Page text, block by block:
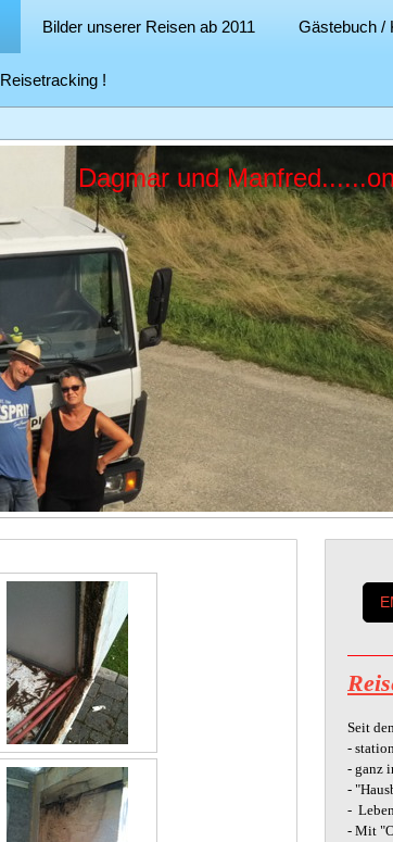
Bilder unserer Reisen ab 2011 Gästebuch /
Reisetracking !
Dagmar und
Seit
-
- ganz
-
-
- Mit